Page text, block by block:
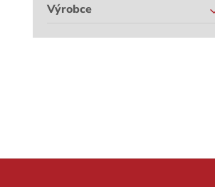
Výrobce